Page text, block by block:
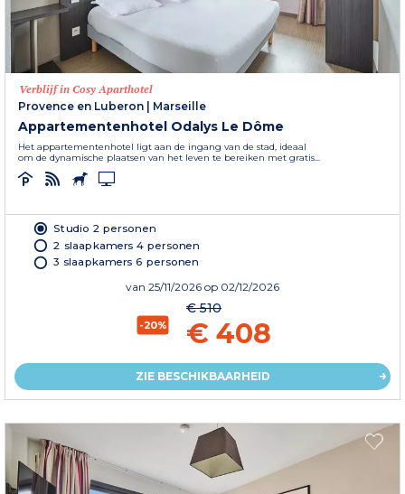
Verblijf in Cosy Aparthotel
Provence en Luberon | Marseille
Appartementenhotel Odalys Le Dôme
Het appartementenhotel ligt aan de ingang van de stad, ideaal
om de dynamische plaatsen van het leven te bereiken met gratis...
Studio 2 personen
2 slaapkamers 4 personen
3 slaapkamers 6 personen
van 25/11/2026 op 02/12/2026
-20%
€ 510
€ 408
ZIE BESCHIKBAARHEID